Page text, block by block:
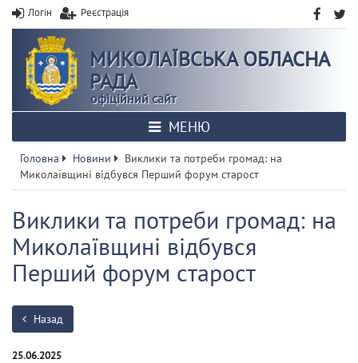
Логін Реєстрація
МИКОЛАЇВСЬКА ОБЛАСНА
РАДА
офіційний сайт
МЕНЮ
Головна Новини
Виклики та потреби громад: на
Миколаївщині відбувся Перший форум старост
Виклики та потреби громад: на
Миколаївщині відбувся
Перший форум старост
Назад
25.06.2025